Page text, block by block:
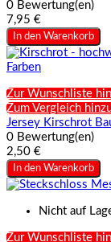
0 Bewertung(en)
7,95 €
In den Warenkorb
Zur Wunschliste
Zum Vergleich
Jersey Kirschrot
0 Bewertung(en)
2,50 €
In den Warenkorb
Nicht auf
Zur Wunschliste